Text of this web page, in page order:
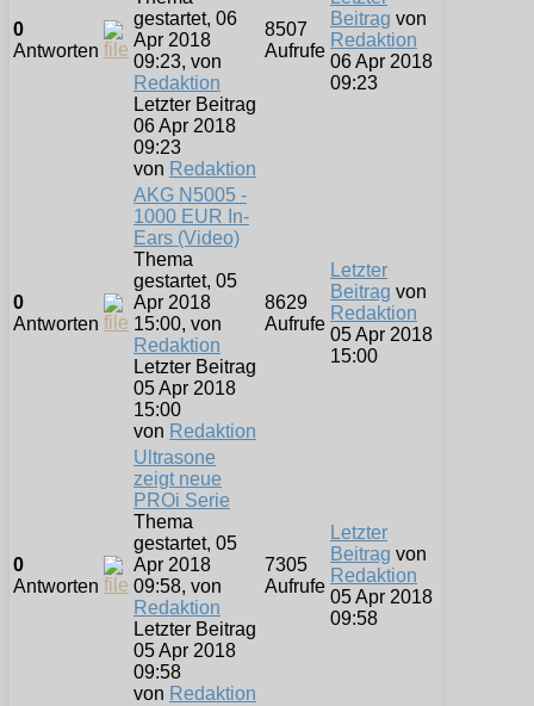
0
Antworten
gestartet, 06
Apr 2018
09:23, von
Redaktion
Letzter Beitrag
06 Apr 2018
09:23
von Redaktion
8507
Aufrufe
Beitrag von
Redaktion
06 Apr 2018
09:23
0
Antworten
AKG N5005 -
1000 EUR In-
Ears (Video)
Thema
gestartet, 05
Apr 2018
15:00, von
Redaktion
Letzter Beitrag
05 Apr 2018
15:00
von Redaktion
8629
Aufrufe
Letzter
Beitrag von
Redaktion
05 Apr 2018
15:00
0
Antworten
Ultrasone
zeigt neue
PROi Serie
Thema
gestartet, 05
Apr 2018
09:58, von
Redaktion
Letzter Beitrag
05 Apr 2018
09:58
von Redaktion
7305
Aufrufe
Letzter
Beitrag von
Redaktion
05 Apr 2018
09:58